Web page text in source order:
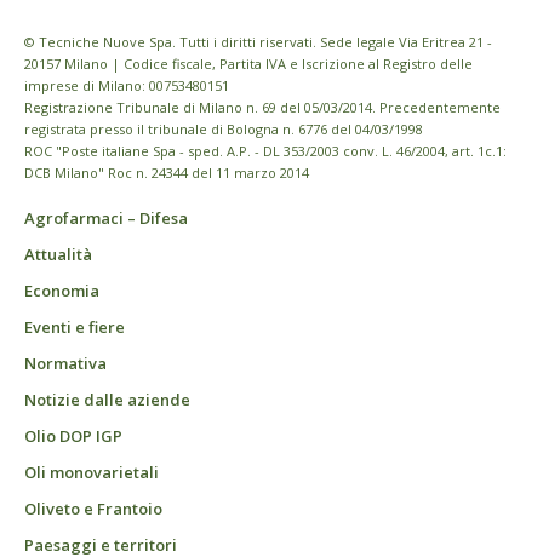
© Tecniche Nuove Spa. Tutti i diritti riservati. Sede legale Via Eritrea 21 -
20157 Milano | Codice fiscale, Partita IVA e Iscrizione al Registro delle
imprese di Milano: 00753480151
Registrazione Tribunale di Milano n. 69 del 05/03/2014. Precedentemente
registrata presso il tribunale di Bologna n. 6776 del 04/03/1998
ROC "Poste italiane Spa - sped. A.P. - DL 353/2003 conv. L. 46/2004, art. 1c.1:
DCB Milano" Roc n. 24344 del 11 marzo 2014
Agrofarmaci – Difesa
Attualità
Economia
Eventi e fiere
Normativa
Notizie dalle aziende
Olio DOP IGP
Oli monovarietali
Oliveto e Frantoio
Paesaggi e territori